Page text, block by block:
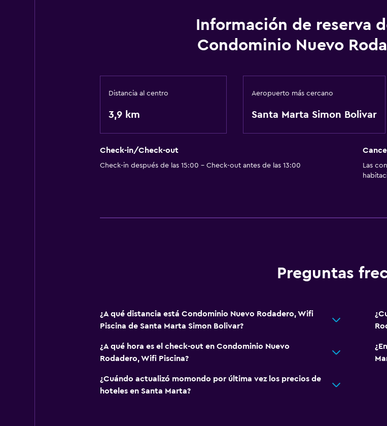
Información de reserva
Condominio Nuevo
Distancia al centro
3,9 km
Aeropuerto más cercano
Santa Marta Simon Bolivar
Check-in/Check-out
Check-in después de las 15:00 - Check-out antes de las 13:00
Las
Preguntas
¿A qué distancia está Condominio Nuevo Rodadero, Wifi
Piscina de Santa Marta Simon Bolivar?
¿A qué hora es el check-out en Condominio Nuevo
Rodadero, Wifi Piscina?
¿Cuándo actualizó momondo por última vez los precios de
hoteles en Santa Marta?